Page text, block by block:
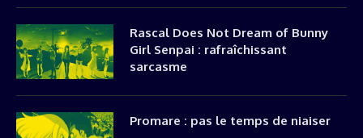
Rascal Does Not Dream of Bunny
Girl Senpai : rafraîchissant
sarcasme
Promare : pas le temps de niaiser